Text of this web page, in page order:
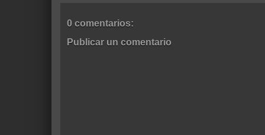
0 comentarios:
Publicar un comentario